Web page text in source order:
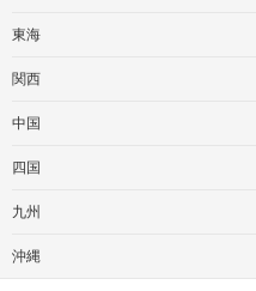
東海
関西
中国
四国
九州
沖縄